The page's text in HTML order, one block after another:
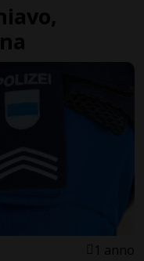
1 anno